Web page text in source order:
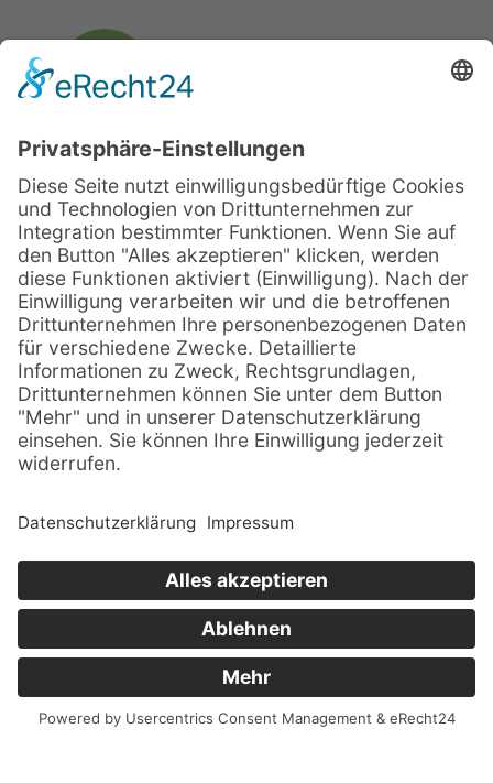
Alle Rechte vorbehalten · 2026
Datenschutz